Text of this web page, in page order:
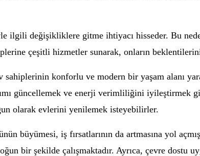
ilgili değişikliklere gitme ihtiyacı hisseder. Bu
çeşitli hizmetler sunarak, onların beklentilerini
konforlu ve modern bir yaşam alanı
güncellemek ve enerji verimliliğini iyileştirmek
olarak evlerini yenilemek isteyebilirler.
büyümesi, iş fırsatlarının da artmasına yol
bir şekilde çalışmaktadır. Ayrıca, çevre dostu